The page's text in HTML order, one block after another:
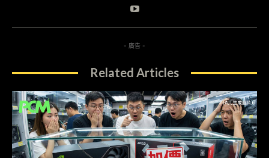
- 廣告 -
Related Articles